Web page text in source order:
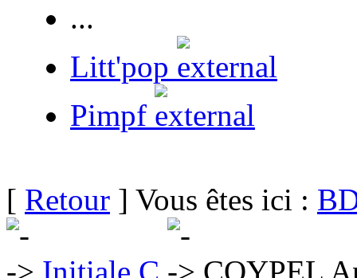
...
Litt'pop
Pimpf
[ Retour ] Vous êtes ici :